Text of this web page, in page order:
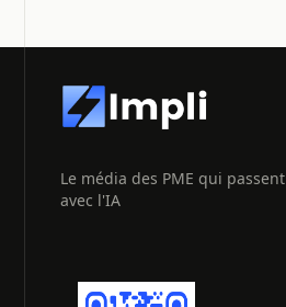
Le média des PME qui passent
avec l'IA